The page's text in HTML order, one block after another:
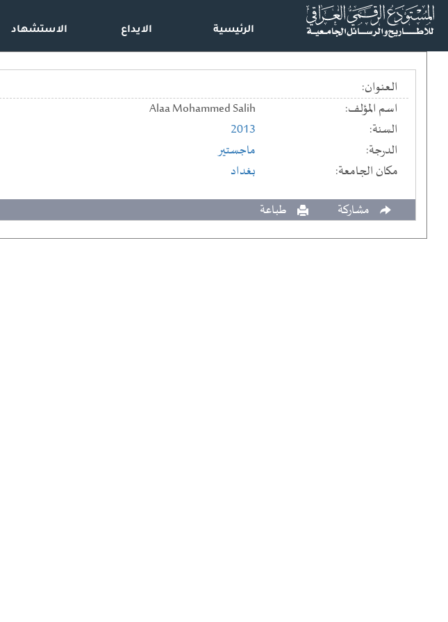
الرئيسية الايداع الاستشهاد
العنوان:
اسم المؤلف:
Alaa Mohammed Salih
السنة:
2013
الدرجة:
ماجستير
مكان الجامعة:
بغداد
مشاركة
طباعة